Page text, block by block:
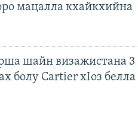
мацалла кхайкхийна
шайн визажистана 3
болу Cartier хIоз белла